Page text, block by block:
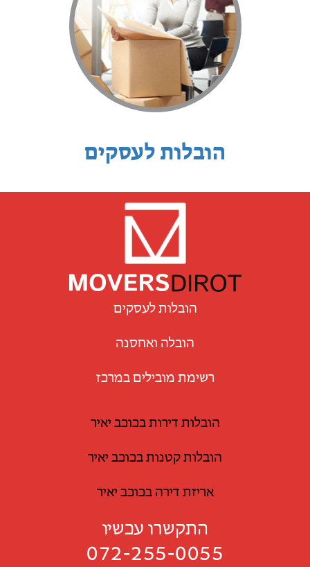
הובלות לעסקים
הובלות לעסקים
הובלה ואחסנה
רשימת מובילים במרכז
הובלות דירות בכוכב יאיר
הובלות קטנות בכוכב יאיר
אריזת דירה בכוכב יאיר
התקשרו עכשיו
072-255-0055